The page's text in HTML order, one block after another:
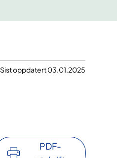
Sist oppdatert 03.01.2025
PDF-